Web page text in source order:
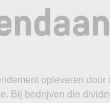
opleveren
Bij bedrijven die